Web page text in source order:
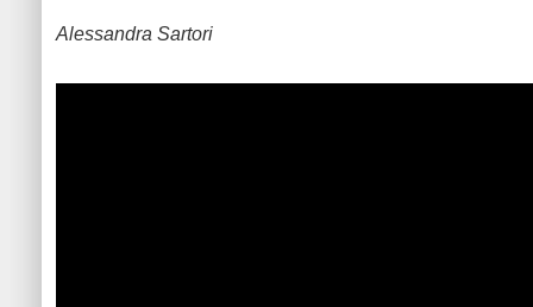
Alessandra Sartori